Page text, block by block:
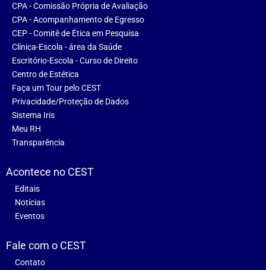
CPA - Comissão Própria de Avaliação
CPA - Acompanhamento de Egresso
CEP - Comitê de Ética em Pesquisa
Clínica-Escola - área da Saúde
Escritório-Escola - Curso de Direito
Centro de Estética
Faça um Tour pelo CEST
Privacidade/Proteção de Dados
Sistema Iris
Meu RH
Transparência
Acontece no CEST
Editais
Notícias
Eventos
Fale com o CEST
Contato